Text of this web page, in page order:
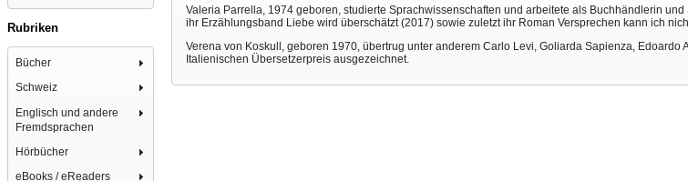
Rubriken
Bücher
Schweiz
Englisch und andere
Fremdsprachen
Hörbücher
eBooks / eReaders
Valeria Parrella, 1974 geboren, studierte Sprachwissenschaften und arbeitete als Buchhändlerin
ihr Erzählungsband Liebe wird überschätzt (2017) sowie zuletzt ihr Roman Versprechen kann ich
Verena von Koskull, geboren 1970, übertrug unter anderem Carlo Levi, Goliarda Sapienza,
Italienischen Übersetzerpreis ausgezeichnet.